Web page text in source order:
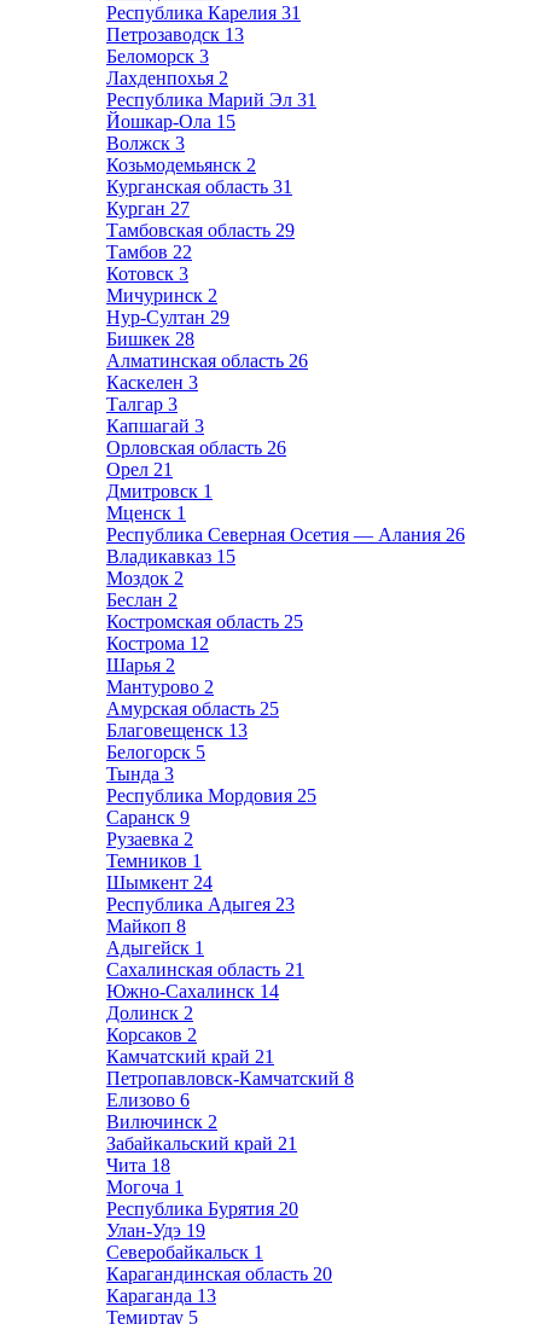
Республика Карелия 31
Петрозаводск 13
Беломорск 3
Лахденпохья 2
Республика Марий Эл 31
Йошкар-Ола 15
Волжск 3
Козьмодемьянск 2
Курганская область 31
Курган 27
Тамбовская область 29
Тамбов 22
Котовск 3
Мичуринск 2
Нур-Султан 29
Бишкек 28
Алматинская область 26
Каскелен 3
Талгар 3
Капшагай 3
Орловская область 26
Орел 21
Дмитровск 1
Мценск 1
Республика Северная Осетия — Алания 26
Владикавказ 15
Моздок 2
Беслан 2
Костромская область 25
Кострома 12
Шарья 2
Мантурово 2
Амурская область 25
Благовещенск 13
Белогорск 5
Тында 3
Республика Мордовия 25
Саранск 9
Рузаевка 2
Темников 1
Шымкент 24
Республика Адыгея 23
Майкоп 8
Адыгейск 1
Сахалинская область 21
Южно-Сахалинск 14
Долинск 2
Корсаков 2
Камчатский край 21
Петропавловск-Камчатский 8
Елизово 6
Вилючинск 2
Забайкальский край 21
Чита 18
Могоча 1
Республика Бурятия 20
Улан-Удэ 19
Северобайкальск 1
Карагандинская область 20
Караганда 13
Темиртау 5